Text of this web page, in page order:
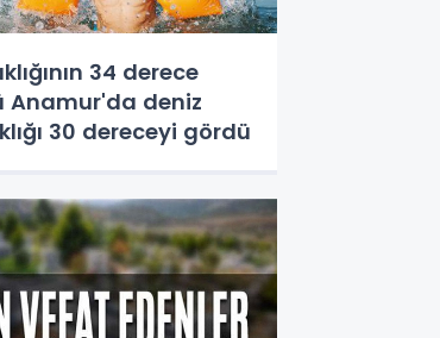
34 derece
Anamur'da deniz
30 dereceyi gördü